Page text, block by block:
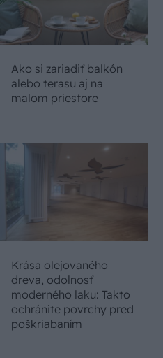
Ako si zariadiť balkón
alebo terasu aj na
malom priestore
Krása olejovaného
dreva, odolnosť
moderného laku: Takto
ochránite povrchy pred
poškriabaním